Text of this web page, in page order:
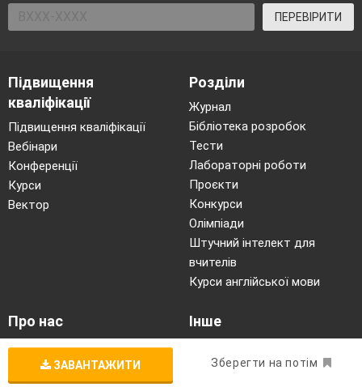
ЗАВАНТАЖИТИ Зберегти на потім
ПЕРЕВІРИТИ
Підвищення
кваліфікації
Підвищення кваліфікації
Вебінари
Конференції
Курси
Вектор
Розділи
Журнал
Бібліотека розробок
Тести
Лабораторні роботи
Проєкти
Конкурси
Олімпіади
Штучний інтелект для
вчителів
Курси англійської мови
Про нас
Про «На Урок»
Співпраця закладів освіти
Інше
Матеріали до свят